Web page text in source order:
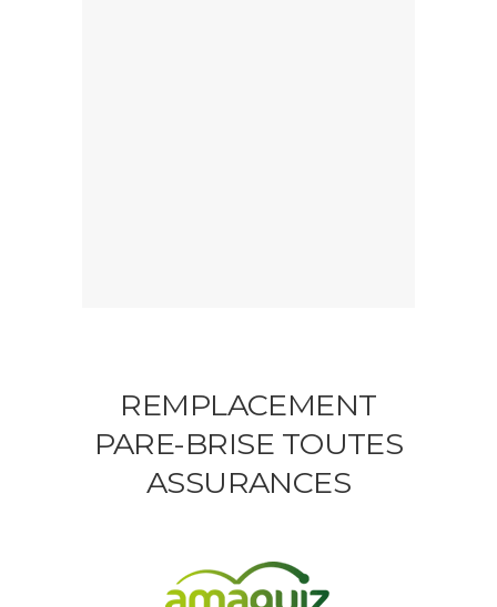
REMPLACEMENT
PARE-BRISE TOUTES
ASSURANCES